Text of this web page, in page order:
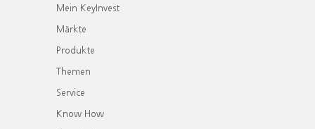
Mein KeyInvest
Märkte
Produkte
Themen
Service
Know How